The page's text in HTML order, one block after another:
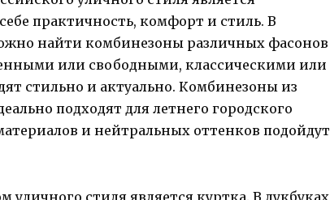
практичность, комфорт и стиль. В
найти комбинезоны различных фасонов
или свободными, классическими или
стильно и актуально. Комбинезоны из
подходят для летнего городского
и нейтральных оттенков подойдут
стиля является куртка. В лукбуках